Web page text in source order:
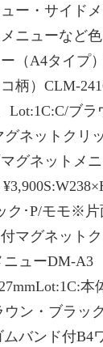
ー・サイド
ニューなど
（A4タイプ
柄）CLM-
Lot:1C:C/ブ
ネットクリ
グネットメ
ク･P/モモ※片
マグネット
ニューDM-A3
ウン・ブラ
バンド付B4